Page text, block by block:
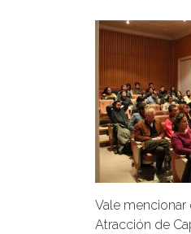
Vale mencionar
Atracción de